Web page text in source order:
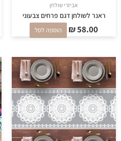
אביזרי שולחן
ראנר לשולחן דגם פרחים צבעוני
₪58.00 הוספה לסל